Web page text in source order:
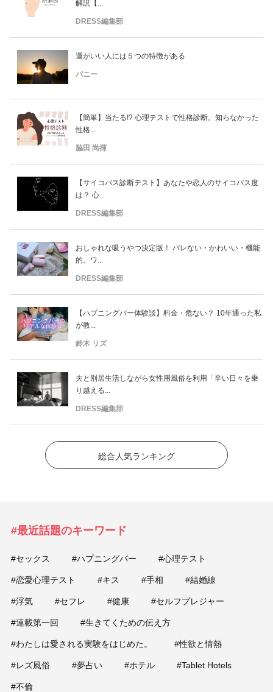
解説【...
DRESS編集部
運がいい人には５つの特徴がある
バニー
【簡単】当たる!? 心理テストで性格診断。知らなかった
性格...
脇田 尚揮
【サイコパス診断テスト】あなたや恋人のサイコパス度
は？ 心...
DRESS編集部
おしゃれな吸うやつ決定版！ バレない・かわいい・機能
的。ワ...
DRESS編集部
【ハプニングバー体験談】料金・危ない？ 10年通った私
が教...
鈴木 リズ
夫と別居生活しながら女性用風俗を利用「辛い日々を乗
り越える...
DRESS編集部
総合人気ランキング
#最近話題のキーワード
#セックス #ハプニングバー #心理テスト
#恋愛心理テスト #キス #手相 #結婚線
#浮気 #セフレ #健康 #セルフプレジャー
#連載第一回 #生きてくための伝え方
#わたしは愛される実験をはじめた。 #性欲と情熱
#レズ風俗 #夢占い #ホテル #Tablet Hotels
#不倫